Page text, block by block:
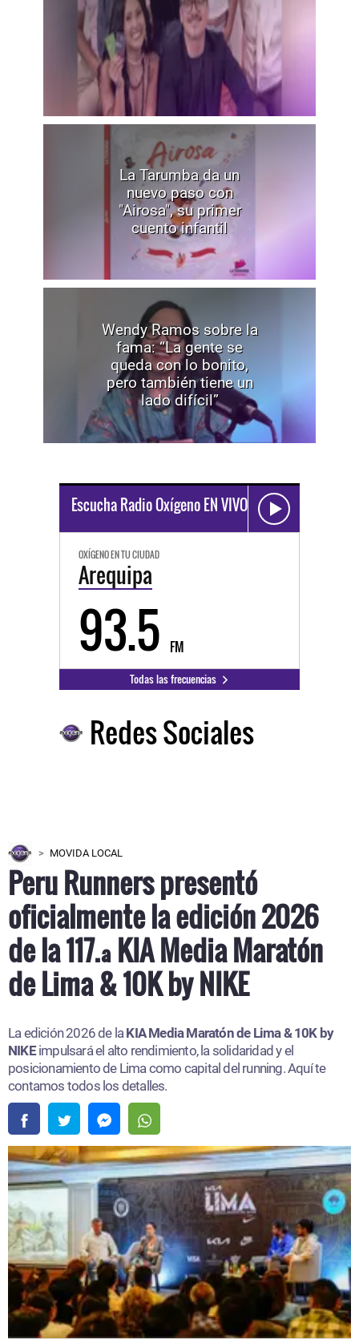
La Tarumba da un
nuevo paso con
"Airosa", su primer
cuento infantil
Wendy Ramos sobre la
fama: “La gente se
queda con lo bonito,
pero también tiene un
lado difícil”
Escucha Radio Oxígeno EN VIVO
OXÍGENO EN TU CIUDAD
Arequipa
93.5 FM
Todas las frecuencias
Redes Sociales
MOVIDA LOCAL
Peru Runners presentó
oficialmente la edición 2026
de la 117.ª KIA Media Maratón
de Lima & 10K by NIKE
La edición 2026 de la KIA Media Maratón de Lima & 10K by
NIKEimpulsará el alto rendimiento, la solidaridad y el
posicionamiento de Lima como capital del running. Aquí te
contamos todos los detalles.